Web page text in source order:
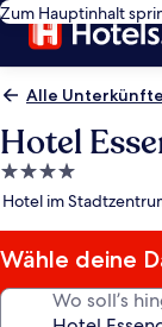
Zum Hauptinhalt
Alle
Hotel
4.0-
Sterne-
Hotel im
Wähle deine
Wo soll’s